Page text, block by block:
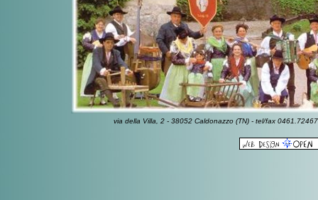
via della Villa, 2 - 38052 Caldonazzo (TN) - tel/fax